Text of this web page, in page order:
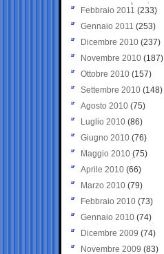
Febbraio 2011 (233)
Gennaio 2011 (253)
Dicembre 2010 (237)
Novembre 2010 (187)
Ottobre 2010 (157)
Settembre 2010 (148)
Agosto 2010 (75)
Luglio 2010 (86)
Giugno 2010 (76)
Maggio 2010 (75)
Aprile 2010 (66)
Marzo 2010 (79)
Febbraio 2010 (73)
Gennaio 2010 (74)
Dicembre 2009 (74)
Novembre 2009 (83)